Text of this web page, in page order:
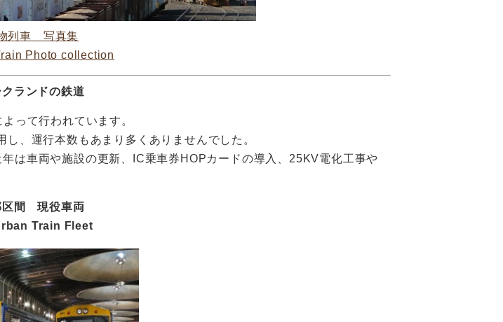
列車 写真集
Photo collection
クランドの鉄道
って行われています。
、運行本数もあまり多くありませんでした。
は車両や施設の更新、IC乗車券HOPカードの導入、25KV電化工事や
区間 現役車両
Train Fleet